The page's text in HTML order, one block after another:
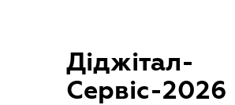
Діджітал-
Сервіс-2026